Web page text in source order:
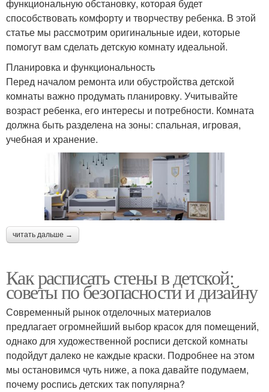
функциональную обстановку, которая будет
способствовать комфорту и творчеству ребенка. В этой
статье мы рассмотрим оригинальные идеи, которые
помогут вам сделать детскую комнату идеальной.
Планировка и функциональность
Перед началом ремонта или обустройства детской
комнаты важно продумать планировку. Учитывайте
возраст ребенка, его интересы и потребности. Комната
должна быть разделена на зоны: спальная, игровая,
учебная и хранение.
читать дальше →
Как расписать стены в детской:
советы по безопасности и дизайну
Современный рынок отделочных материалов
предлагает огромнейший выбор красок для помещений,
однако для художественной росписи детской комнаты
подойдут далеко не каждые краски. Подробнее на этом
мы остановимся чуть ниже, а пока давайте подумаем,
почему роспись детских так популярна?